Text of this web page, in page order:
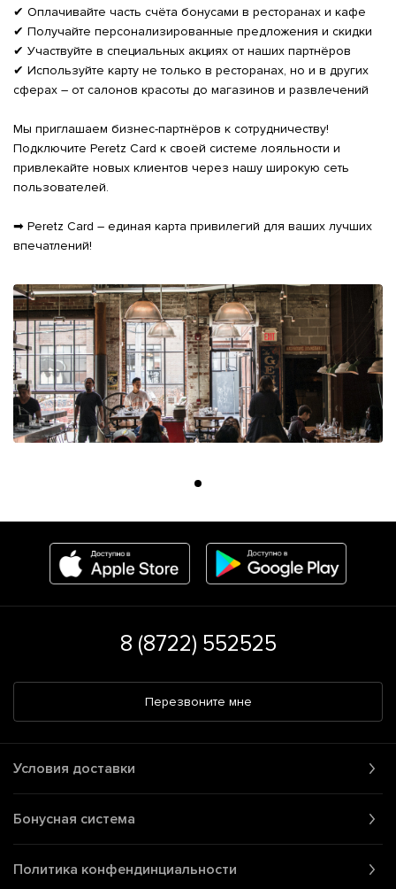
✔ Оплачивайте часть счёта бонусами в ресторанах и кафе
✔ Получайте персонализированные предложения и скидки
✔ Участвуйте в специальных акциях от наших партнёров
✔ Используйте карту не только в ресторанах, но и в других
сферах – от салонов красоты до магазинов и развлечений
Мы приглашаем бизнес-партнёров к сотрудничеству!
Подключите Peretz Card к своей системе лояльности и
привлекайте новых клиентов через нашу широкую сеть
пользователей.
➡ Peretz Card – единая карта привилегий для ваших лучших
впечатлений!
8 (8722) 552525
Перезвоните мне
Условия доставки
Бонусная система
Политика конфендинциальности